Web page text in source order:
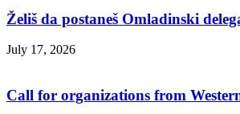
Želiš da postaneš Omladinski
July 17, 2026
Call for organizations from